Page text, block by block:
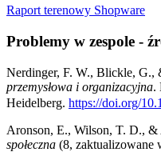
Raport terenowy Shopware
Problemy w zespole -
Nerdinger, F. W., Blickle, G.,
przemysłowa i organizacyjna.
Heidelberg. https://doi.org/
Aronson, E., Wilson, T. D.,
społeczna (8, zaktualizowane